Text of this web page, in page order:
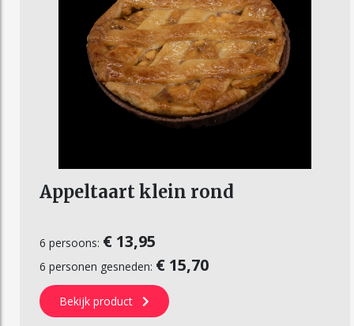
Appeltaart klein rond
6 persoons: € 13,95
6 personen gesneden: € 15,70
Bekijk product